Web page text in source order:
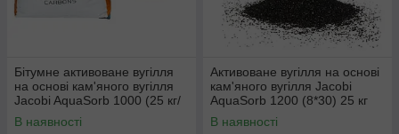
Бітумне активоване вугілля
на основі кам'яного вугілля
Jacobi AquaSorb 1000 (25 кг/
мішок)
В наявності
Активоване вугілля на основі
кам'яного вугілля Jacobi
AquaSorb 1200 (8*30) 25 кг
В наявності